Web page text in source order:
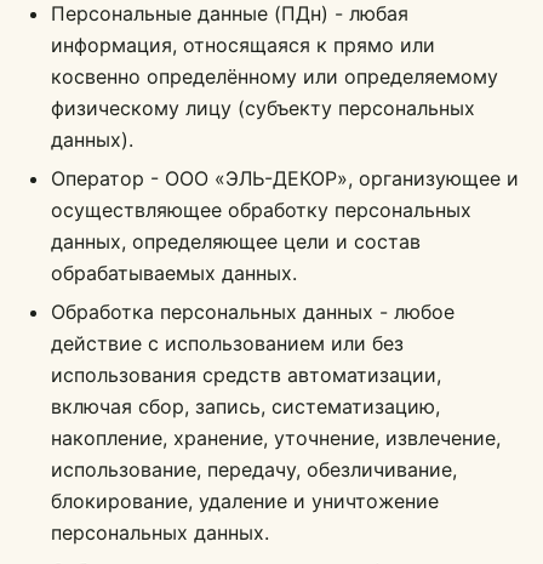
Персональные данные (ПДн) - любая
информация, относящаяся к прямо или
косвенно определённому или определяемому
физическому лицу (субъекту персональных
данных).
Оператор - ООО «ЭЛЬ-ДЕКОР», организующее и
осуществляющее обработку персональных
данных, определяющее цели и состав
обрабатываемых данных.
Обработка персональных данных - любое
действие с использованием или без
использования средств автоматизации,
включая сбор, запись, систематизацию,
накопление, хранение, уточнение, извлечение,
использование, передачу, обезличивание,
блокирование, удаление и уничтожение
персональных данных.